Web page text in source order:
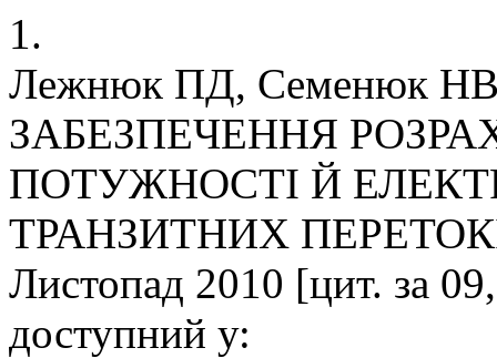
1.
Лежнюк ПД, Семенюк
ЗАБЕЗПЕЧЕННЯ
ПОТУЖНОСТІ Й
ТРАНЗИТНИХ
Листопад 2010 [цит. за
доступний у: